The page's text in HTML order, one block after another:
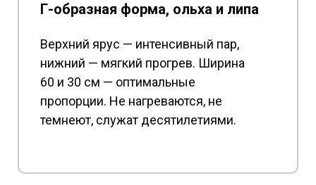
Верхний ярус — интенсивный пар,
нижний — мягкий прогрев. Ширина
60 и 30 см — оптимальные
пропорции. Не нагреваются, не
темнеют, служат десятилетиями.
Г-образная форма, ольха и липа